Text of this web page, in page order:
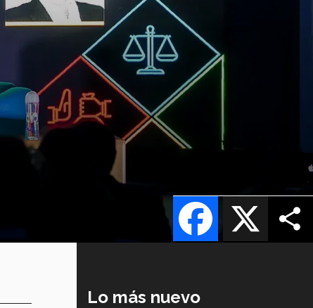
X
Facebook
Lo más nuevo